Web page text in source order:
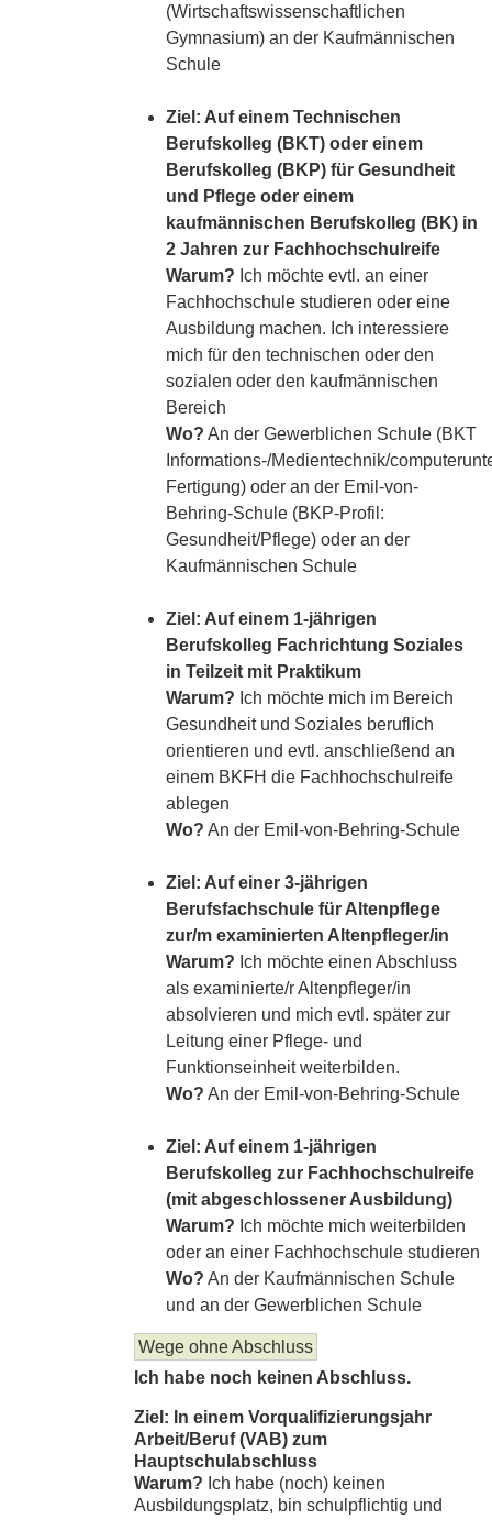
(Wirtschaftswissenschaftlichen
Gymnasium) an der Kaufmännischen
Schule
Ziel: Auf einem Technischen
Berufskolleg (BKT) oder einem
Berufskolleg (BKP) für Gesundheit
und Pflege oder einem
kaufmännischen Berufskolleg (BK) in
2 Jahren zur Fachhochschulreife
Warum? Ich möchte evtl. an einer
Fachhochschule studieren oder eine
Ausbildung machen. Ich interessiere
mich für den technischen oder den
sozialen oder den kaufmännischen
Bereich
Wo? An der Gewerblichen Schule (BKT
Informations-/Medientechnik/
Fertigung) oder an der Emil-von-
Behring-Schule (BKP-Profil:
Gesundheit/Pflege) oder an der
Kaufmännischen Schule
Ziel: Auf einem 1-jährigen
Berufskolleg Fachrichtung Soziales
in Teilzeit mit Praktikum
Warum? Ich möchte mich im Bereich
Gesundheit und Soziales beruflich
orientieren und evtl. anschließend an
einem BKFH die Fachhochschulreife
ablegen
Wo? An der Emil-von-Behring-Schule
Ziel: Auf einer 3-jährigen
Berufsfachschule für Altenpflege
zur/m examinierten Altenpfleger/in
Warum? Ich möchte einen Abschluss
als examinierte/r Altenpfleger/in
absolvieren und mich evtl. später zur
Leitung einer Pflege- und
Funktionseinheit weiterbilden.
Wo? An der Emil-von-Behring-Schule
Ziel: Auf einem 1-jährigen
Berufskolleg zur Fachhochschulreife
(mit abgeschlossener Ausbildung)
Warum? Ich möchte mich weiterbilden
oder an einer Fachhochschule studieren
Wo? An der Kaufmännischen Schule
und an der Gewerblichen Schule
Wege ohne Abschluss
Ich habe noch keinen Abschluss.
Ziel: In einem Vorqualifizierungsjahr
Arbeit/Beruf (VAB) zum
Hauptschulabschluss
Warum? Ich habe (noch) keinen
Ausbildungsplatz, bin schulpflichtig und